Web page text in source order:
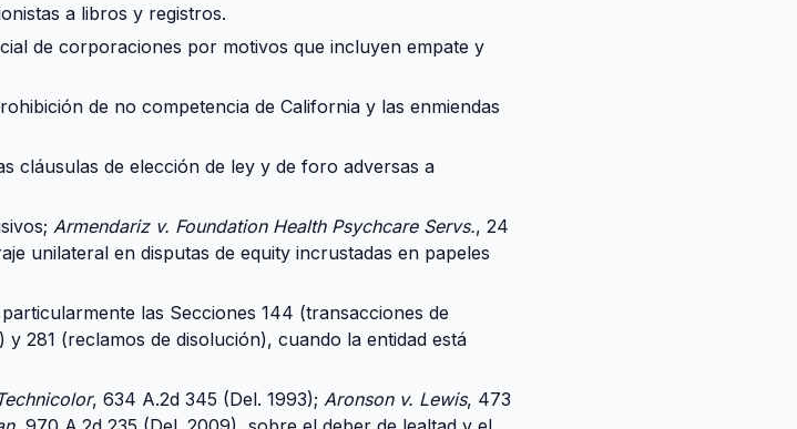
a libros y registros.
de corporaciones por motivos que incluyen empate y
de no competencia de California y las enmiendas
cláusulas de elección de ley y de foro adversas a
Armendariz v. Foundation Health Psychcare Servs., 24
unilateral en disputas de equity incrustadas en papeles
las Secciones 144 (transacciones de
281 (reclamos de disolución), cuando la entidad está
, 634 A.2d 345 (Del. 1993); Aronson v. Lewis, 473